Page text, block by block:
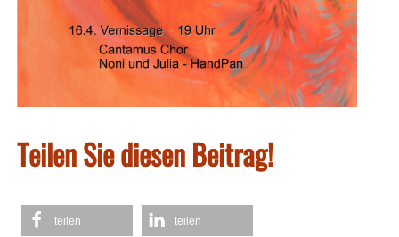
Teilen Sie diesen Beitrag!
teilen teilen